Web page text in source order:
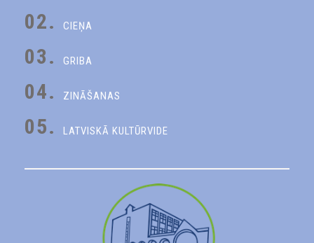
02. CIEŅA
03. GRIBA
04. ZINĀŠANAS
05. LATVISKĀ KULTŪRVIDE